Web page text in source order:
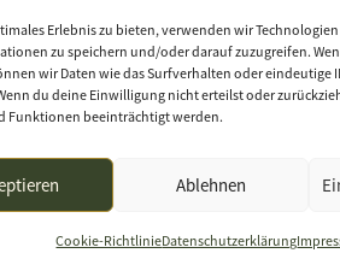
Erlebnis zu bieten, verwenden wir
zu speichern und/oder darauf zuzugreifen.
wir Daten wie das Surfverhalten oder eindeutige
du deine Einwilligung nicht erteilst oder
Funktionen beeinträchtigt werden.
Ablehnen
Cookie-RichtlinieDatenschutzerklärung